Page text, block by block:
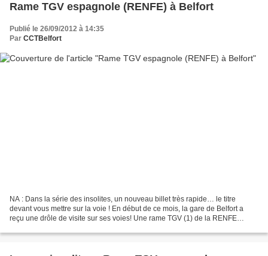
Rame TGV espagnole (RENFE) à Belfort
Publié le 26/09/2012 à 14:35
Par CCTBelfort
NA : Dans la série des insolites, un nouveau billet très rapide… le titre
devant vous mettre sur la voie ! En début de ce mois, la gare de Belfort a
reçu une drôle de visite sur ses voies! Une rame TGV (1) de la RENFE